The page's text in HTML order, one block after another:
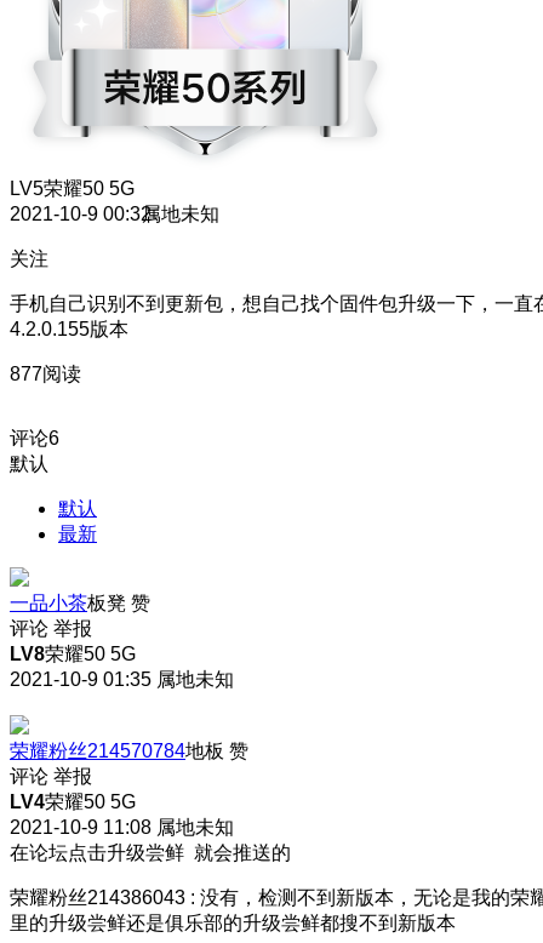
LV5荣耀50 5G
2021-10-9 00:32属地未知
关注
手机自己识别不到更新包，想自己找个固件包升级一下，一直
4.2.0.155版本
877阅读
评论6
默认
默认
最新
一品小茶板凳 赞
评论 举报
LV8荣耀50 5G
2021-10-9 01:35 属地未知
荣耀粉丝214570784地板 赞
评论 举报
LV4荣耀50 5G
2021-10-9 11:08 属地未知
在论坛点击升级尝鲜 就会推送的
荣耀粉丝214386043 : 没有，检测不到新版本，无论是我的荣
里的升级尝鲜还是俱乐部的升级尝鲜都搜不到新版本